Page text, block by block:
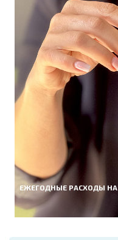
ЕЖЕГОДНЫЕ РАСХОДЫ